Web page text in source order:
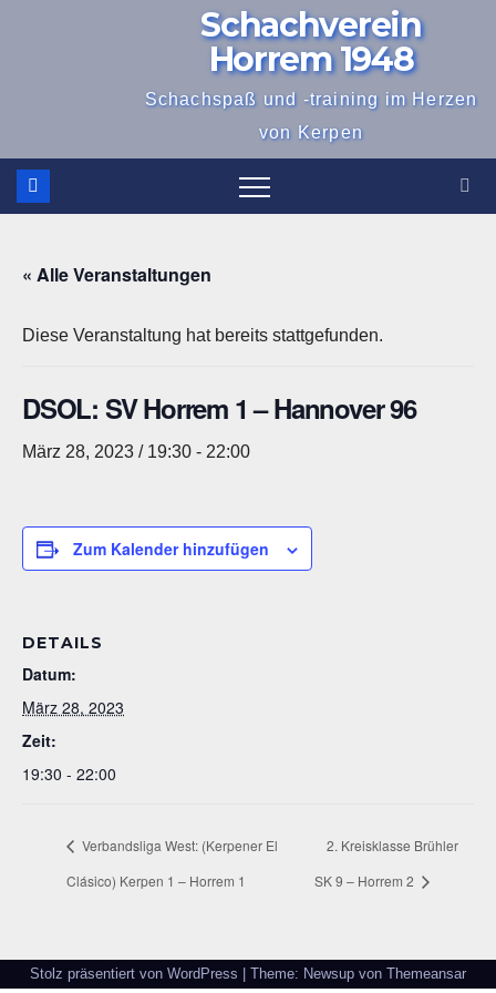
Schachverein
Horrem 1948
Schachspaß und -training im Herzen
von Kerpen
« Alle Veranstaltungen
Diese Veranstaltung hat bereits stattgefunden.
DSOL: SV Horrem 1 – Hannover 96
März 28, 2023 / 19:30 - 22:00
Zum Kalender hinzufügen
DETAILS
Datum:
März 28, 2023
Zeit:
19:30 - 22:00
Verbandsliga West: (Kerpener El
Clásico) Kerpen 1 – Horrem 1
2. Kreisklasse Brühler
SK 9 – Horrem 2
Stolz präsentiert von WordPress | Theme: Newsup von Themeansar